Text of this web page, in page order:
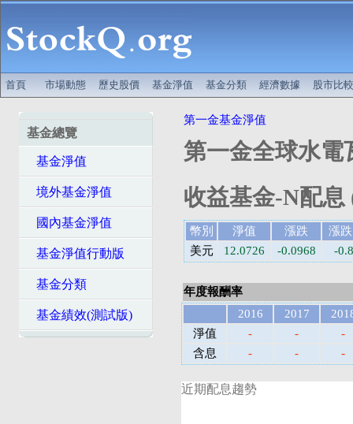
首頁 市場動態 歷史股價 基金淨值 基金分類 經濟數據 股市比較
基金總覽
基金淨值
境外基金淨值
國內基金淨值
基金淨值行動版
基金分類
基金績效(測試版)
第一金基金淨值
第一金全球水電
收益基金-N配息
幣別 淨值 漲跌
漲
美元
12.0726 -0.0968 -
年度報酬率
2016
2017
淨值
- -
-
含息
- - -
近期配息趨勢